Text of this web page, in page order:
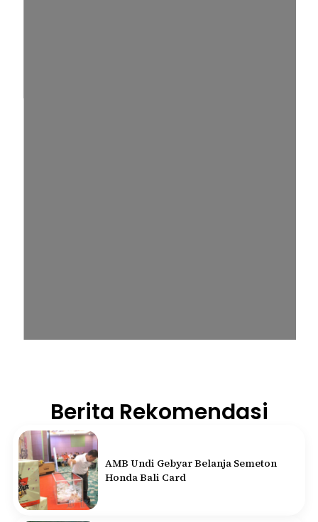
Berita Rekomendasi
AMB Undi Gebyar Belanja Semeton
Honda Bali Card